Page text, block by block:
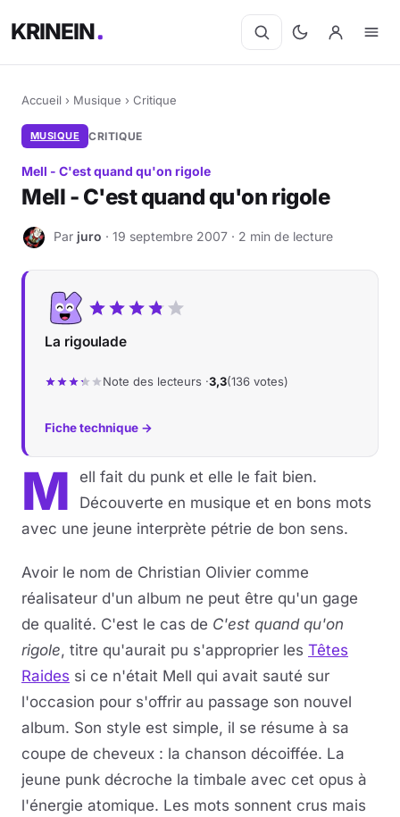
KRINEIN
Accueil › Musique › Critique
MUSIQUE CRITIQUE
Mell - C'est quand qu'on rigole
Mell - C'est quand qu'on rigole
J Par juro · 19 septembre 2007 · 2 min de lecture
La rigoulade
Note des lecteurs ·3,3(136 votes)
Fiche technique →
M
ell fait du punk et elle le fait bien.
Découverte en musique et en bons mots
avec une jeune interprète pétrie de bon sens.
Avoir le nom de Christian Olivier comme
réalisateur d'un album ne peut être qu'un gage
de qualité. C'est le cas de C'est quand qu'on
rigole, titre qu'aurait pu s'approprier les Têtes
Raides si ce n'était Mell qui avait sauté sur
l'occasion pour s'offrir au passage son nouvel
album. Son style est simple, il se résume à sa
coupe de cheveux : la chanson décoiffée. La
jeune punk décroche la timbale avec cet opus à
l'énergie atomique. Les mots sonnent crus mais